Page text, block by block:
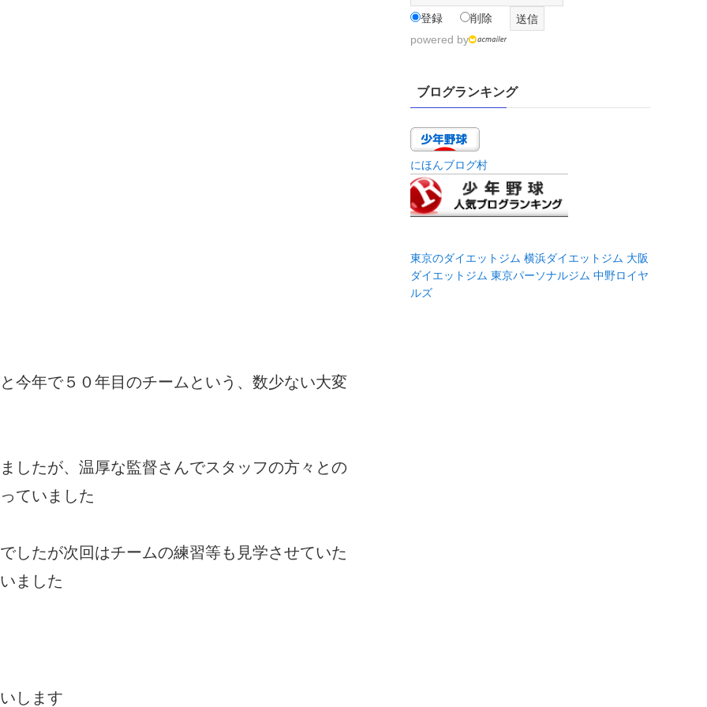
今年で５０年目のチームという、数少ない大変
したが、温厚な監督さんでスタッフの方々との
ていました
したが次回はチームの練習等も見学させていた
ました
します
登録
削除
powered by
ブログランキング
にほんブログ村
東京のダイエットジム 横浜ダイエットジム 大阪
ダイエットジム 東京パーソナルジム 中野ロイヤ
ルズ